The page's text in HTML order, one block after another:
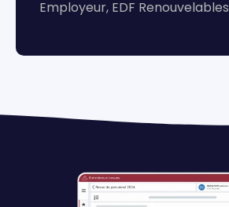
Employeur, EDF Renouvelables